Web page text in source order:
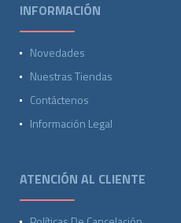
INFORMACIÓN
Novedades
Nuestras Tiendas
Contáctenos
Información Legal
ATENCIÓN AL CLIENTE